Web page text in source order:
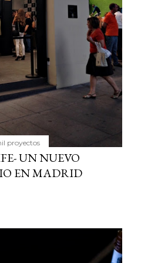
proyectos
UN NUEVO
EN MADRID